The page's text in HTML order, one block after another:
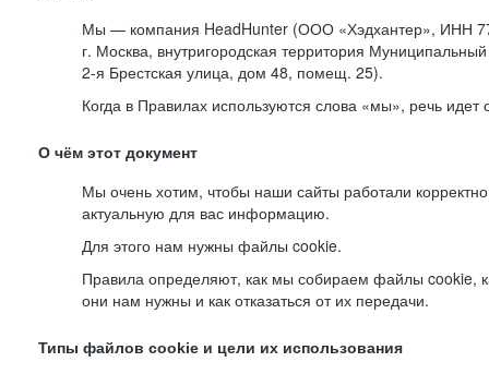
Мы — компания HeadHunter (ООО «Хэдхантер», ИНН
г. Москва, внутригородская территория Муниципальный
2-я Брестская улица, дом 48, помещ. 25).
Когда в Правилах используются слова «мы», речь
О чём этот документ
Мы очень хотим, чтобы наши сайты работали
актуальную для вас информацию.
Для этого нам нужны файлы cookie.
Правила определяют, как мы собираем файлы cookie,
они нам нужны и как отказаться от их передачи.
Типы файлов cookie и цели их использования